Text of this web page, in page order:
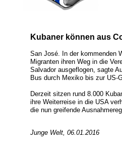
Kubaner können aus
San José. In der kommenden
Migranten ihren Weg in die
Salvador ausgeflogen, sagte
Bus durch Mexiko bis zur US-
Derzeit sitzen rund 8.000
ihre Weiterreise in die USA
die nun greifende
Junge Welt, 06.01.2016